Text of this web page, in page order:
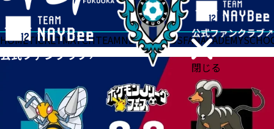
閉じる
HOMETICKETMATCHTEAMNEWSGOODSFANACADEMY